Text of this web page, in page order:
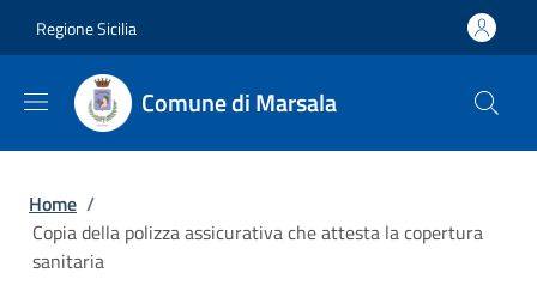
Regione Sicilia
Comune di Marsala
Briciole di pane
Home /
Copia della polizza assicurativa che attesta la copertura
sanitaria